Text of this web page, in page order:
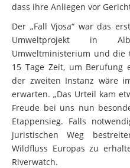
dass ihre Anliegen vor
Der „Fall Vjosa“ war das
Umweltprojekt in
Umweltministerium und die
15 Tage Zeit, um Berufung
der zweiten Instanz wäre
erwarten. „Das Urteil kam
Freude bei uns nun
Etappensieg. Falls
juristischen Weg
Wildfluss Europas zu
Riverwatch.